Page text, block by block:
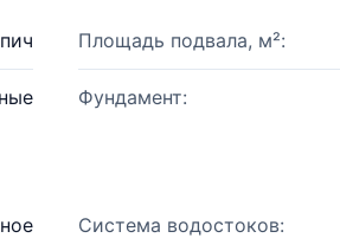
Площадь подвала, м²:
Фундамент:
Система водостоков: